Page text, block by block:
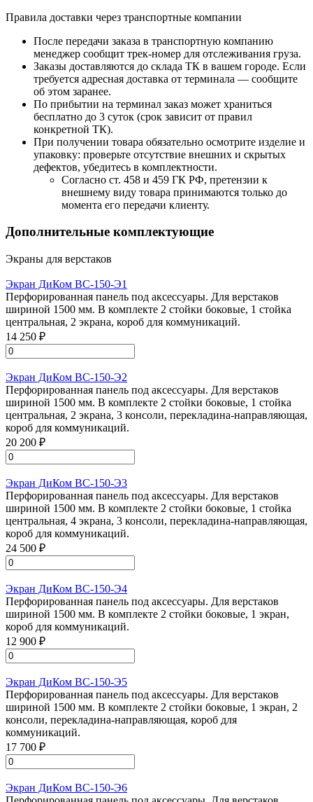
Правила доставки через транспортные компании
После передачи заказа в транспортную компанию
менеджер сообщит трек-номер для отслеживания груза.
Заказы доставляются до склада ТК в вашем городе. Если
требуется адресная доставка от терминала — сообщите
об этом заранее.
По прибытии на терминал заказ может храниться
бесплатно до 3 суток (срок зависит от правил
конкретной ТК).
При получении товара обязательно осмотрите изделие и
упаковку: проверьте отсутствие внешних и скрытых
дефектов, убедитесь в комплектности.
Согласно ст. 458 и 459 ГК РФ, претензии к
внешнему виду товара принимаются только до
момента его передачи клиенту.
Дополнительные комплектующие
Экраны для верстаков
Экран ДиКом ВС-150-Э1
Перфорированная панель под аксессуары. Для верстаков
шириной 1500 мм. В комплекте 2 стойки боковые, 1 стойка
центральная, 2 экрана, короб для коммуникаций.
14 250 ₽
Экран ДиКом ВС-150-Э2
Перфорированная панель под аксессуары. Для верстаков
шириной 1500 мм. В комплекте 2 стойки боковые, 1 стойка
центральная, 2 экрана, 3 консоли, перекладина-направляющая,
короб для коммуникаций.
20 200 ₽
Экран ДиКом ВС-150-Э3
Перфорированная панель под аксессуары. Для верстаков
шириной 1500 мм. В комплекте 2 стойки боковые, 1 стойка
центральная, 4 экрана, 3 консоли, перекладина-направляющая,
короб для коммуникаций.
24 500 ₽
Экран ДиКом ВС-150-Э4
Перфорированная панель под аксессуары. Для верстаков
шириной 1500 мм. В комплекте 2 стойки боковые, 1 экран,
короб для коммуникаций.
12 900 ₽
Экран ДиКом ВС-150-Э5
Перфорированная панель под аксессуары. Для верстаков
шириной 1500 мм. В комплекте 2 стойки боковые, 1 экран, 2
консоли, перекладина-направляющая, короб для
коммуникаций.
17 700 ₽
Экран ДиКом ВС-150-Э6